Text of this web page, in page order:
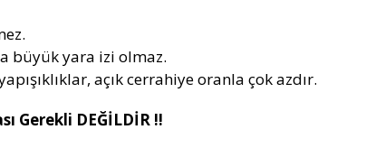
büyük yara izi olmaz.
açık cerrahiye oranla çok azdır.
Gerekli DEĞİLDİR !!